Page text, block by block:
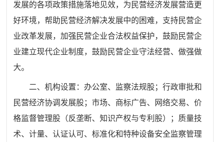
发展的各项政策措施落地见效，为民营经济发展营造更
好环境，帮助民营经济解决发展中的困难，支持民营企
业改革发展，加强民营企业合法权益保护，鼓励民营企
业建立现代企业制度，鼓励民营企业守法经营、做强做
大。
二、机构设置：办公室、 监察法规股；行政审批和
民营经济协调发展股；市场、商标广告、网络交易、价
格监督管理股（反垄断、知识产权与专利 股） ； 质量技
术、计量、认证认可、标准化和特种设备安全监察管理